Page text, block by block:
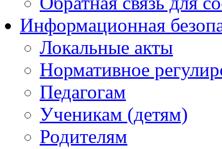
Информационная
Локальные акты
Нормативное
Педагогам
Ученикам (детям)
Родителям